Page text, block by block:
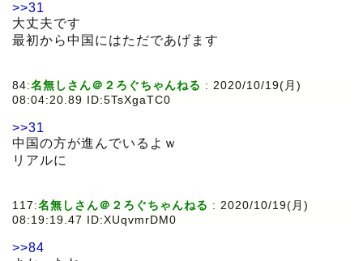
>>31
大丈夫です
最初から中国にはただであげます
84:名無しさん＠２ろぐちゃんねる : 2020/10/19(月)
08:04:20.89 ID:5TsXgaTC0
>>31
中国の方が進んでいるよｗ
リアルに
117:名無しさん＠２ろぐちゃんねる : 2020/10/19(月)
08:19:19.47 ID:XUqvmrDM0
>>84